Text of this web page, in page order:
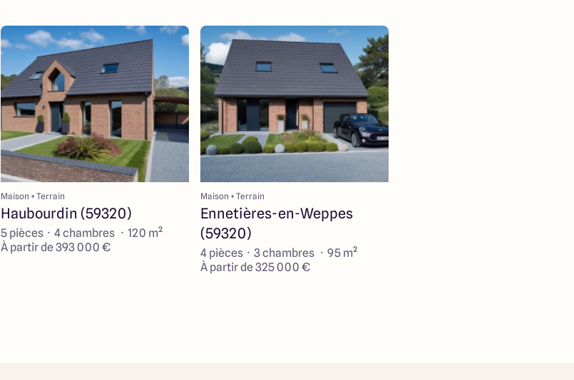
Maison + Terrain
Haubourdin (59320)
5 pièces · 4 chambres · 120 m²
À partir de 393 000 €
Maison + Terrain
Ennetières-en-Weppes
(59320)
4 pièces · 3 chambres · 95 m²
À partir de 325 000 €